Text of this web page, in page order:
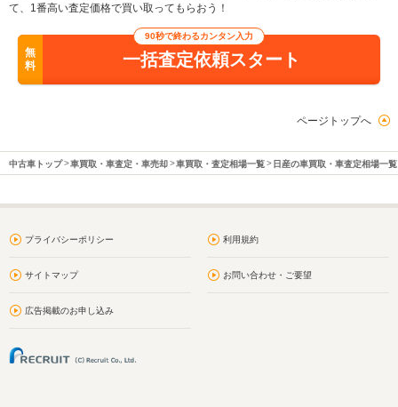
て、1番高い査定価格で買い取ってもらおう！
無
料
90秒で終わるカンタン入力
一括査定依頼スタート
ページトップへ
中古車トップ 車買取・車査定・車売却 車買取・査定相場一覧 日産の車買取・車査定相場一覧
プライバシーポリシー 利用規約
サイトマップ お問い合わせ・ご要望
広告掲載のお申し込み